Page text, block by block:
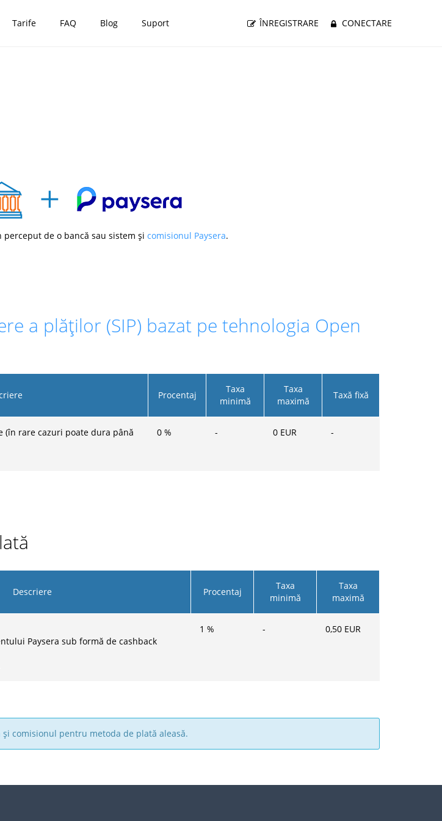
Tarife FAQ Blog Suport ÎNREGISTRARE CONECTARE
de o bancă sau sistem și comisionul Paysera.
a plăților (SIP) bazat pe tehnologia Open
Procentaj
Taxa
minimă
Taxa
maximă
Taxă fixă
(în rare cazuri poate dura până
0 % - 0 EUR -
Descriere Procentaj
Taxa
minimă
Taxa
maximă
Paysera sub formă de cashback
1 % - 0,50 EUR
și comisionul pentru metoda de plată aleasă.